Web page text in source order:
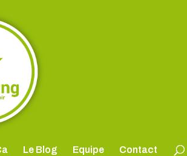
Le Blog Equipe Contact